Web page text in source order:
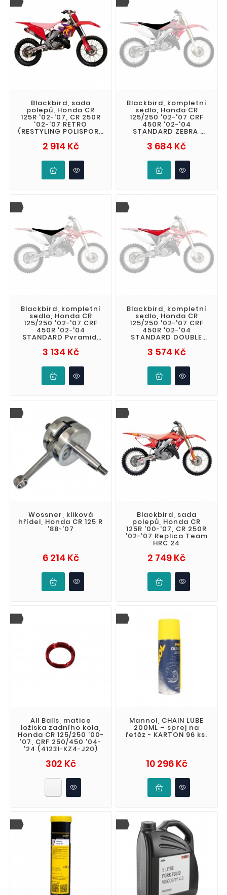
Blackbird, sada
polepů, Honda CR
125R '02-'07, CR 250R
'02-'07 RETRO
(RESTYLING POLISPORT
2 914 KčCena
Blackbird, kompletní
sedlo, Honda CR
125/250 '02-'07 CRF
450R '02-'04
STANDARD ZEBRA,
3 684 KčCena
Blackbird, kompletní
sedlo, Honda CR
125/250 '02-'07 CRF
450R '02-'04
STANDARD Pyramid,
3 134 KčCena
Blackbird, kompletní
sedlo, Honda CR
125/250 '02-'07 CRF
450R '02-'04
STANDARD DOUBLE
3 574 KčCena
Wossner, kliková
hřídel, Honda CR 125 R
'88-'07
6 214 KčCena
Blackbird, sada
polepů, Honda CR
125R '00-'07, CR 250R
'02-'07 Replica Team
HRC 24
2 749 KčCena
All Balls, matice
ložiska zadního kola,
Honda CR 125/250 '00-
'07, CRF 250/450 '04-
'24 (41231-KZ4-J20)
302 KčCena
Mannol, CHAIN LUBE
200ML – sprej na
řetěz - KARTON 96 ks.
10 296 KčCena